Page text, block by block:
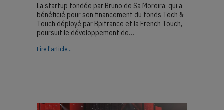
La startup fondée par Bruno de Sa Moreira, qui a
bénéficié pour son financement du fonds Tech &
Touch déployé par Bpifrance et la French Touch,
poursuit le développement de…
Lire l'article...